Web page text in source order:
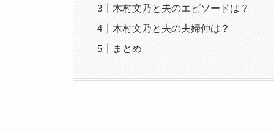
木村文乃と夫のエピソードは？
木村文乃と夫の夫婦仲は？
まとめ